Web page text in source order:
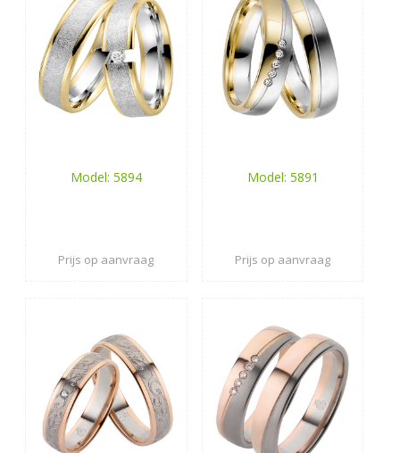
Model: 5894
Prijs op aanvraag
Model: 5891
Prijs op aanvraag